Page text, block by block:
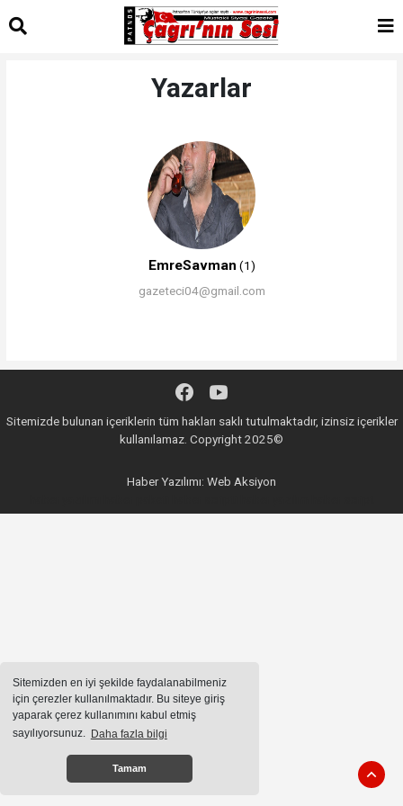
Sitemizden en iyi şekilde faydalanabilmeniz
için çerezler kullanılmaktadır. Bu siteye giriş
yaparak çerez kullanımını kabul etmiş
sayılıyorsunuz. Daha fazla bilgi
Tamam
Yazarlar
EmreSavman (1)
gazeteci04@gmail.com
Sitemizde bulunan içeriklerin tüm hakları saklı tutulmaktadır, izinsiz içerikler
kullanılamaz. Copyright 2025©
Haber Yazılımı: Web Aksiyon